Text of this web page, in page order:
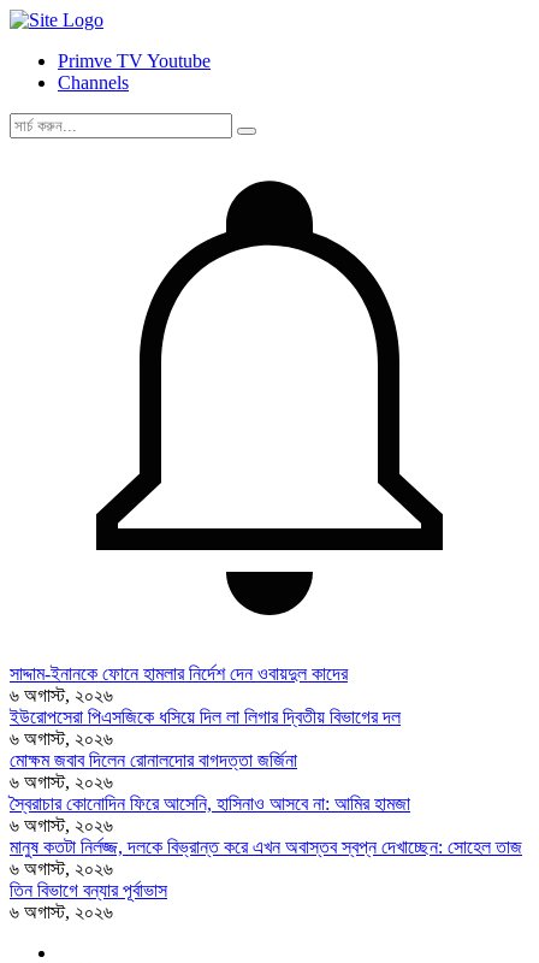
Primve TV Youtube
Channels
সাদ্দাম-ইনানকে ফোনে হামলার নির্দেশ দেন ওবায়দুল কাদের
৬ অগাস্ট, ২০২৬
ইউরোপসেরা পিএসজিকে ধসিয়ে দিল লা লিগার দ্বিতীয় বিভাগের দল
৬ অগাস্ট, ২০২৬
মোক্ষম জবাব দিলেন রোনালদোর বাগদত্তা জর্জিনা
৬ অগাস্ট, ২০২৬
স্বৈরাচার কোনোদিন ফিরে আসেনি, হাসিনাও আসবে না: আমির হামজা
৬ অগাস্ট, ২০২৬
মানুষ কতটা নির্লজ্জ, দলকে বিভ্রান্ত করে এখন অবাস্তব স্বপ্ন দেখাচ্ছেন: সোহেল তাজ
৬ অগাস্ট, ২০২৬
তিন বিভাগে বন্যার পূর্বাভাস
৬ অগাস্ট, ২০২৬